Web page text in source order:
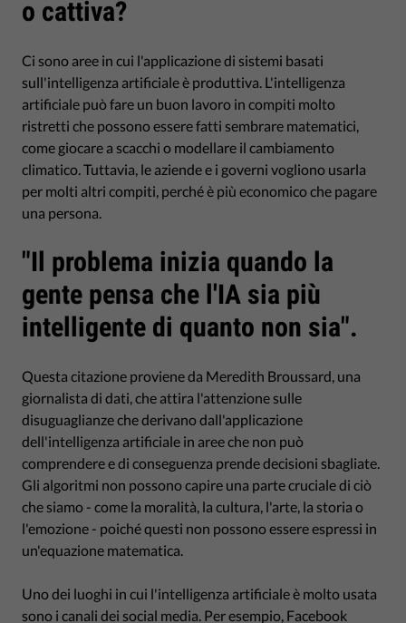
o cattiva?
Ci sono aree in cui l'applicazione di sistemi basati
sull'intelligenza artificiale è produttiva. L'intelligenza
artificiale può fare un buon lavoro in compiti molto
ristretti che possono essere fatti sembrare matematici,
come giocare a scacchi o modellare il cambiamento
climatico. Tuttavia, le aziende e i governi vogliono usarla
per molti altri compiti, perché è più economico che pagare
una persona.
"Il problema inizia quando la
gente pensa che l'IA sia più
intelligente di quanto non sia".
Questa citazione proviene da Meredith Broussard, una
giornalista di dati, che attira l'attenzione sulle
disuguaglianze che derivano dall'applicazione
dell'intelligenza artificiale in aree che non può
comprendere e di conseguenza prende decisioni sbagliate.
Gli algoritmi non possono capire una parte cruciale di ciò
che siamo - come la moralità, la cultura, l'arte, la storia o
l'emozione - poiché questi non possono essere espressi in
un'equazione matematica.
Uno dei luoghi in cui l'intelligenza artificiale è molto usata
sono i canali dei social media. Per esempio, Facebook